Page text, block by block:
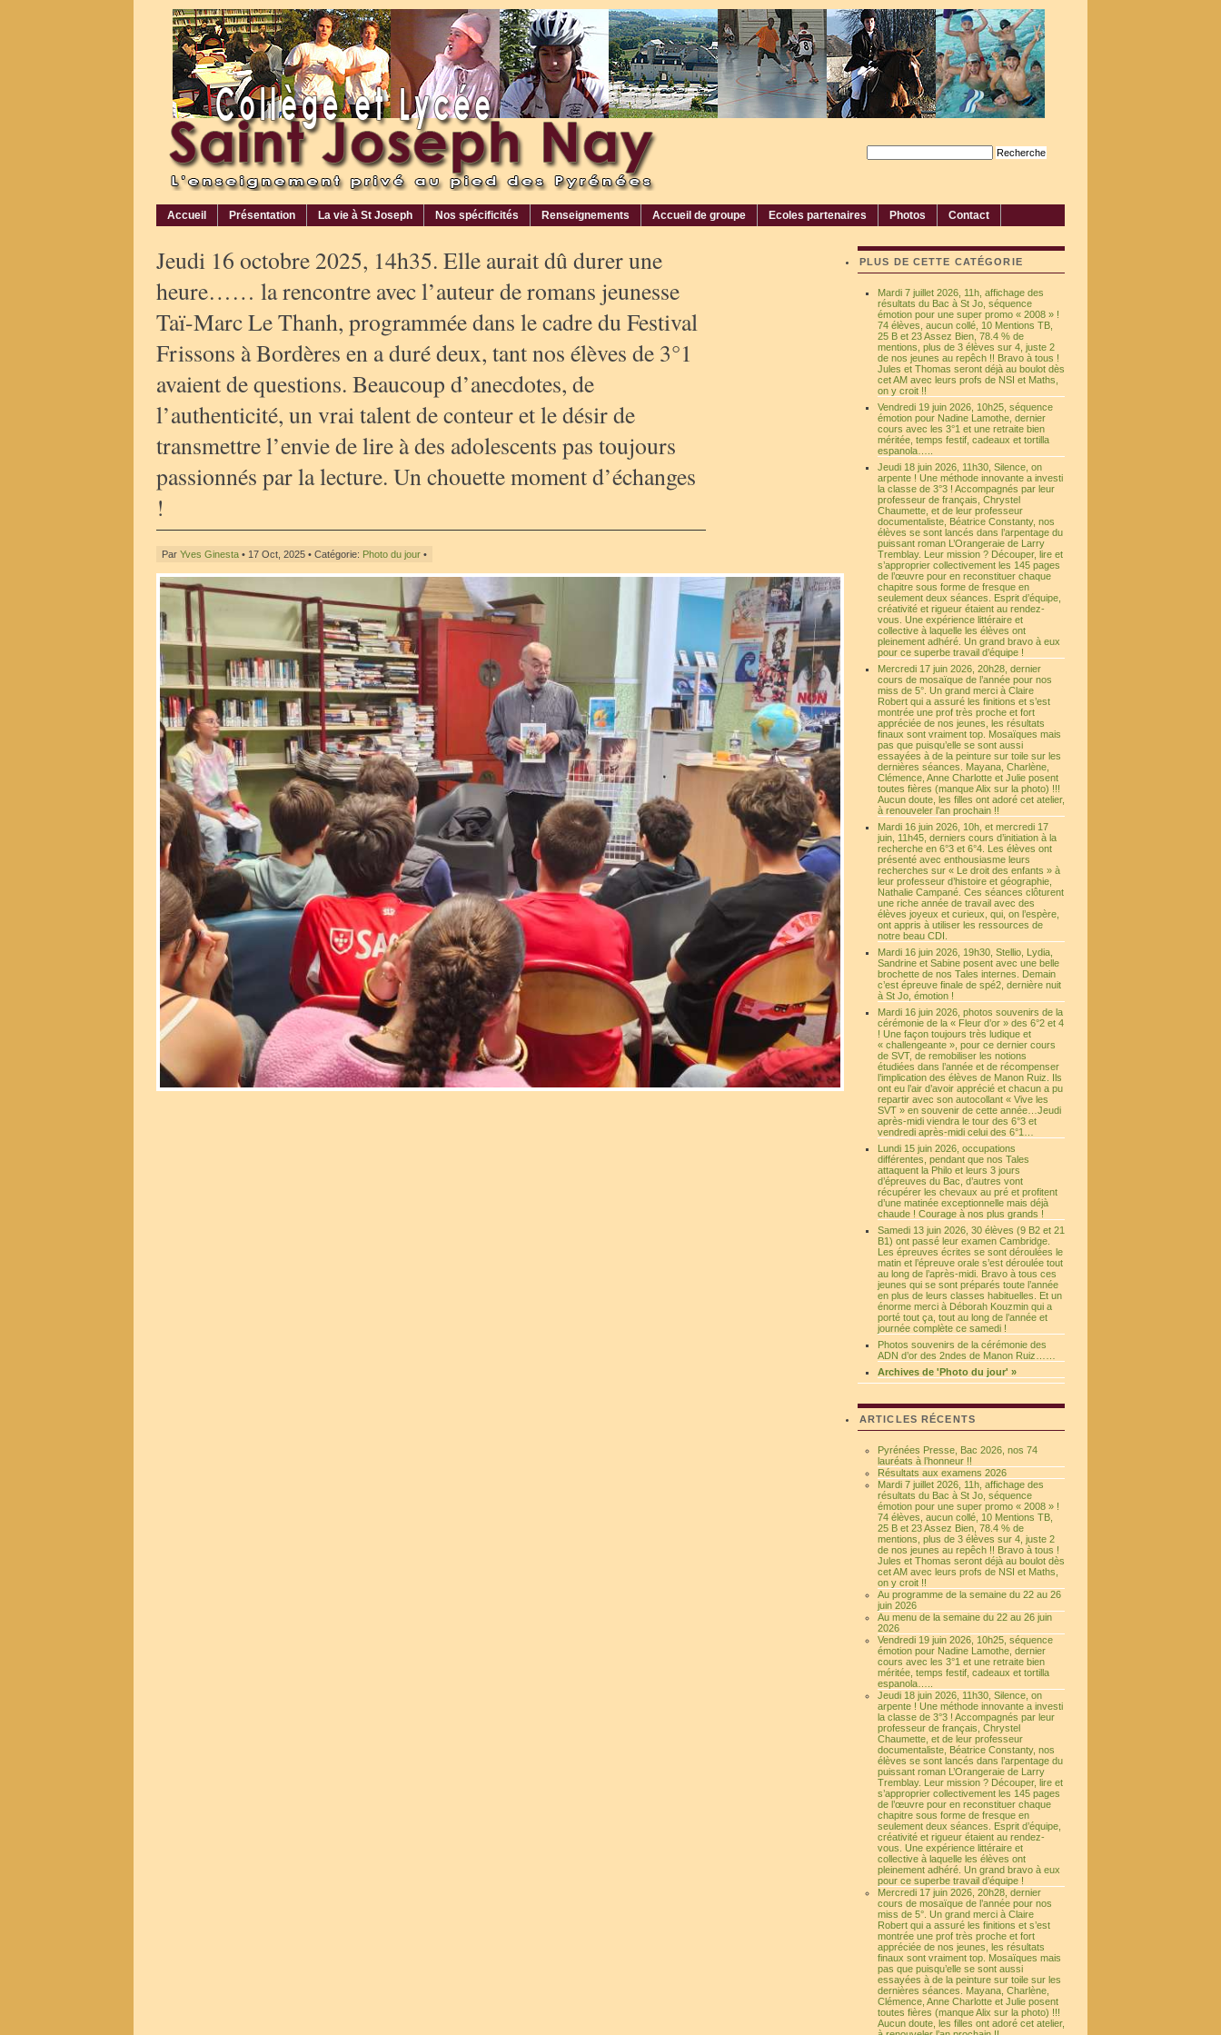
Accueil Présentation La vie à St Joseph Nos spécificités Renseignements Accueil de groupe Ecoles partenaires Photos Contact
Jeudi 16 octobre 2025, 14h35. Elle aurait dû durer une
heure…… la rencontre avec l’auteur de romans jeunesse
Taï-Marc Le Thanh, programmée dans le cadre du Festival
Frissons à Bordères en a duré deux, tant nos élèves de 3°1
avaient de questions. Beaucoup d’anecdotes, de
l’authenticité, un vrai talent de conteur et le désir de
transmettre l’envie de lire à des adolescents pas toujours
passionnés par la lecture. Un chouette moment d’échanges
!
Par Yves Ginesta • 17 Oct, 2025 • Catégorie: Photo du jour •
PLUS DE CETTE CATÉGORIE
Mardi 7 juillet 2026, 11h, affichage des
résultats du Bac à St Jo, séquence
émotion pour une super promo « 2008 » !
74 élèves, aucun collé, 10 Mentions TB,
25 B et 23 Assez Bien, 78.4 % de
mentions, plus de 3 élèves sur 4, juste 2
de nos jeunes au repêch !! Bravo à tous !
Jules et Thomas seront déjà au boulot dès
cet AM avec leurs profs de NSI et Maths,
on y croit !!
Vendredi 19 juin 2026, 10h25, séquence
émotion pour Nadine Lamothe, dernier
cours avec les 3°1 et une retraite bien
méritée, temps festif, cadeaux et tortilla
espanola…..
Jeudi 18 juin 2026, 11h30, Silence, on
arpente ! Une méthode innovante a investi
la classe de 3°3 ! Accompagnés par leur
professeur de français, Chrystel
Chaumette, et de leur professeur
documentaliste, Béatrice Constanty, nos
élèves se sont lancés dans l’arpentage du
puissant roman L’Orangeraie de Larry
Tremblay. Leur mission ? Découper, lire et
s’approprier collectivement les 145 pages
de l’œuvre pour en reconstituer chaque
chapitre sous forme de fresque en
seulement deux séances. Esprit d’équipe,
créativité et rigueur étaient au rendez-
vous. Une expérience littéraire et
collective à laquelle les élèves ont
pleinement adhéré. Un grand bravo à eux
pour ce superbe travail d’équipe !
Mercredi 17 juin 2026, 20h28, dernier
cours de mosaïque de l’année pour nos
miss de 5°. Un grand merci à Claire
Robert qui a assuré les finitions et s’est
montrée une prof très proche et fort
appréciée de nos jeunes, les résultats
finaux sont vraiment top. Mosaïques mais
pas que puisqu’elle se sont aussi
essayées à de la peinture sur toile sur les
dernières séances. Mayana, Charlène,
Clémence, Anne Charlotte et Julie posent
toutes fières (manque Alix sur la photo) !!!
Aucun doute, les filles ont adoré cet atelier,
à renouveler l’an prochain !!
Mardi 16 juin 2026, 10h, et mercredi 17
juin, 11h45, derniers cours d’initiation à la
recherche en 6°3 et 6°4. Les élèves ont
présenté avec enthousiasme leurs
recherches sur « Le droit des enfants » à
leur professeur d’histoire et géographie,
Nathalie Campané. Ces séances clôturent
une riche année de travail avec des
élèves joyeux et curieux, qui, on l’espère,
ont appris à utiliser les ressources de
notre beau CDI.
Mardi 16 juin 2026, 19h30, Stellio, Lydia,
Sandrine et Sabine posent avec une belle
brochette de nos Tales internes. Demain
c’est épreuve finale de spé2, dernière nuit
à St Jo, émotion !
Mardi 16 juin 2026, photos souvenirs de la
cérémonie de la « Fleur d’or » des 6°2 et 4
! Une façon toujours très ludique et
« challengeante », pour ce dernier cours
de SVT, de remobiliser les notions
étudiées dans l’année et de récompenser
l’implication des élèves de Manon Ruiz. Ils
ont eu l’air d’avoir apprécié et chacun a pu
repartir avec son autocollant « Vive les
SVT » en souvenir de cette année…Jeudi
après-midi viendra le tour des 6°3 et
vendredi après-midi celui des 6°1…
Lundi 15 juin 2026, occupations
différentes, pendant que nos Tales
attaquent la Philo et leurs 3 jours
d’épreuves du Bac, d’autres vont
récupérer les chevaux au pré et profitent
d’une matinée exceptionnelle mais déjà
chaude ! Courage à nos plus grands !
Samedi 13 juin 2026, 30 élèves (9 B2 et 21
B1) ont passé leur examen Cambridge.
Les épreuves écrites se sont déroulées le
matin et l’épreuve orale s’est déroulée tout
au long de l’après-midi. Bravo à tous ces
jeunes qui se sont préparés toute l’année
en plus de leurs classes habituelles. Et un
énorme merci à Déborah Kouzmin qui a
porté tout ça, tout au long de l’année et
journée complète ce samedi !
Photos souvenirs de la cérémonie des
ADN d’or des 2ndes de Manon Ruiz……
Archives de 'Photo du jour' »
ARTICLES RÉCENTS
Pyrénées Presse, Bac 2026, nos 74
lauréats à l’honneur !!
Résultats aux examens 2026
Mardi 7 juillet 2026, 11h, affichage des
résultats du Bac à St Jo, séquence
émotion pour une super promo « 2008 » !
74 élèves, aucun collé, 10 Mentions TB,
25 B et 23 Assez Bien, 78.4 % de
mentions, plus de 3 élèves sur 4, juste 2
de nos jeunes au repêch !! Bravo à tous !
Jules et Thomas seront déjà au boulot dès
cet AM avec leurs profs de NSI et Maths,
on y croit !!
Au programme de la semaine du 22 au 26
juin 2026
Au menu de la semaine du 22 au 26 juin
2026
Vendredi 19 juin 2026, 10h25, séquence
émotion pour Nadine Lamothe, dernier
cours avec les 3°1 et une retraite bien
méritée, temps festif, cadeaux et tortilla
espanola…..
Jeudi 18 juin 2026, 11h30, Silence, on
arpente ! Une méthode innovante a investi
la classe de 3°3 ! Accompagnés par leur
professeur de français, Chrystel
Chaumette, et de leur professeur
documentaliste, Béatrice Constanty, nos
élèves se sont lancés dans l’arpentage du
puissant roman L’Orangeraie de Larry
Tremblay. Leur mission ? Découper, lire et
s’approprier collectivement les 145 pages
de l’œuvre pour en reconstituer chaque
chapitre sous forme de fresque en
seulement deux séances. Esprit d’équipe,
créativité et rigueur étaient au rendez-
vous. Une expérience littéraire et
collective à laquelle les élèves ont
pleinement adhéré. Un grand bravo à eux
pour ce superbe travail d’équipe !
Mercredi 17 juin 2026, 20h28, dernier
cours de mosaïque de l’année pour nos
miss de 5°. Un grand merci à Claire
Robert qui a assuré les finitions et s’est
montrée une prof très proche et fort
appréciée de nos jeunes, les résultats
finaux sont vraiment top. Mosaïques mais
pas que puisqu’elle se sont aussi
essayées à de la peinture sur toile sur les
dernières séances. Mayana, Charlène,
Clémence, Anne Charlotte et Julie posent
toutes fières (manque Alix sur la photo) !!!
Aucun doute, les filles ont adoré cet atelier,